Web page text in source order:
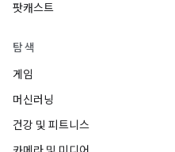
팟캐스트
탐색
게임
머신러닝
건강 및 피트니스